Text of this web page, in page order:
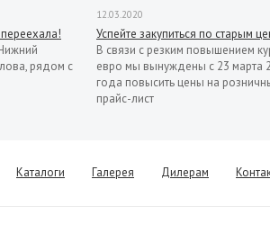
рядом с
12.03.2020
Успейте закупиться по старым
В связи с резким повышением
евро мы вынуждены с 23 марта
года повысить цены на
прайс-лист
Каталоги Галерея Дилерам